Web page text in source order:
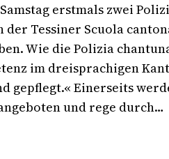
erstmals zwei
der Tessiner Scuola
Wie die Polizia
im dreisprachigen
gepflegt.« Einerseits
und rege durch…